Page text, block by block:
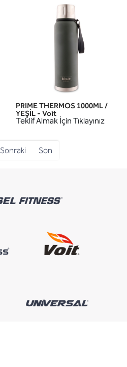
PRIME THERMOS 1000ML /
YEŞİL - Voit
Teklif Almak İçin Tıklayınız
Sonraki Son